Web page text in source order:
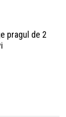
pragul de 2